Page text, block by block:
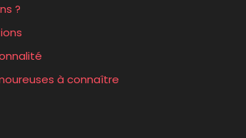
?
à connaître